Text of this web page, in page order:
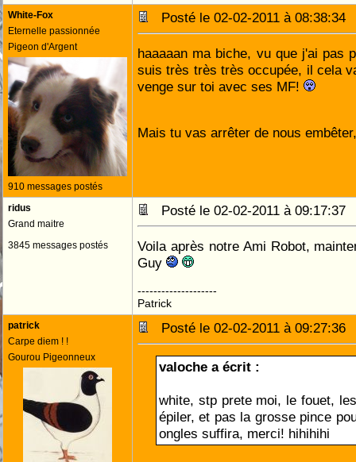
White-Fox
Eternelle passionnée
Pigeon d'Argent
910 messages postés
Posté le 02-02-2011 à
haaaaan ma biche, vu que j'ai pas
suis très très très occupée, il cela
venge sur toi avec ses MF!
Mais tu vas arrêter de nous
ridus
Grand maitre
3845 messages postés
Posté le 02-02-2011 à
Voila après notre Ami Robot,
Guy
--------------------
Patrick
patrick
Carpe diem ! !
Gourou Pigeonneux
Posté le 02-02-2011 à
valoche a écrit :
white, stp prete moi, le fouet,
épiler, et pas la grosse pince
ongles suffira, merci! hihihihi